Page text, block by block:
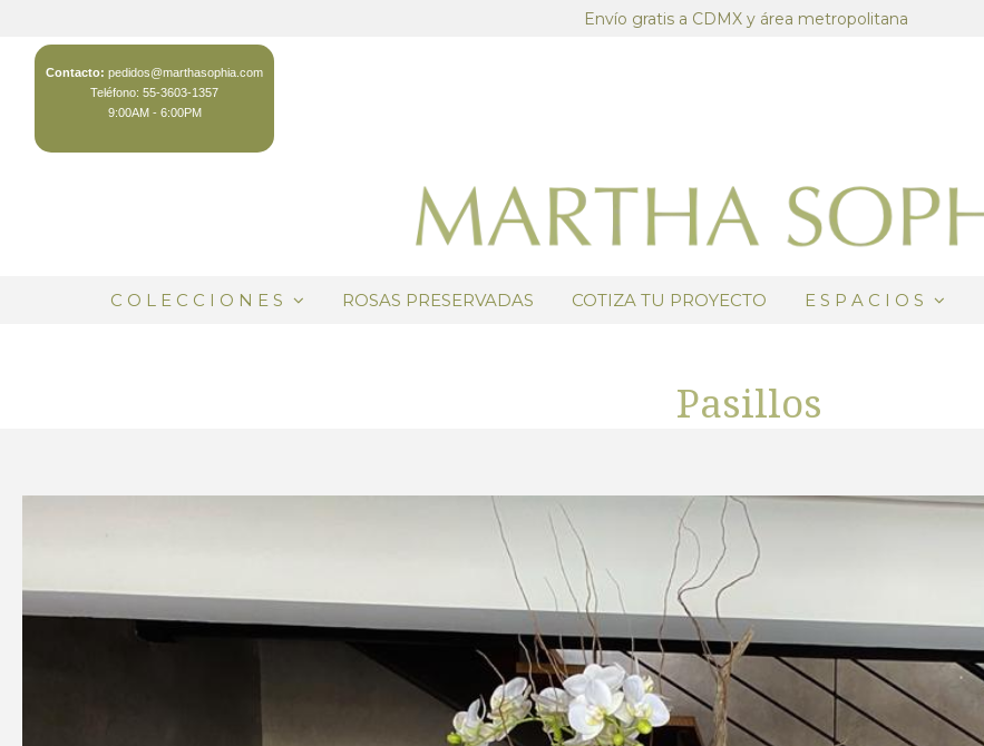
Envío gratis a CDMX y área metropolitana
Contacto: pedidos@marthasophia.com
Teléfono: 55-3603-1357
9:00AM - 6:00PM
C O L E C C I O N E S ROSAS PRESERVADAS COTIZA TU PROYECTO E S P A C I O S
Pasillos